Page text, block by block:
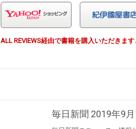
Yahoo!ショッピン
ALL REVIEWS経由で書籍を購入いただきま
毎日新聞 2019年9月